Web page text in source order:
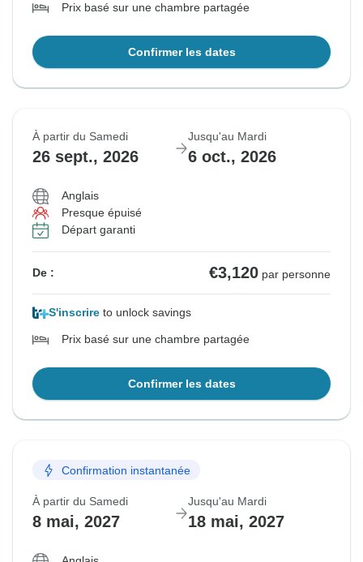
Prix basé sur une chambre partagée
Confirmer les dates
À partir du Samedi
26 sept., 2026
Jusqu'au Mardi
6 oct., 2026
Anglais
Presque épuisé
Départ garanti
De : €3,120 par personne
S'inscrire to unlock savings
Prix basé sur une chambre partagée
Confirmer les dates
Confirmation instantanée
À partir du Samedi
8 mai, 2027
Jusqu'au Mardi
18 mai, 2027